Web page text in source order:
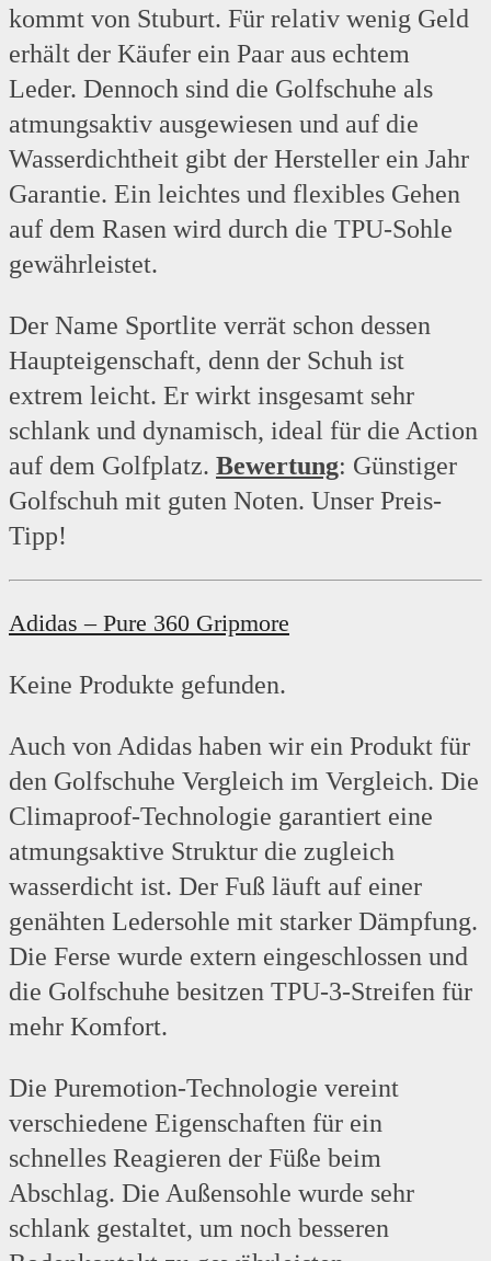
kommt von Stuburt. Für relativ wenig Geld
erhält der Käufer ein Paar aus echtem
Leder. Dennoch sind die Golfschuhe als
atmungsaktiv ausgewiesen und auf die
Wasserdichtheit gibt der Hersteller ein Jahr
Garantie. Ein leichtes und flexibles Gehen
auf dem Rasen wird durch die TPU-Sohle
gewährleistet.
Der Name Sportlite verrät schon dessen
Haupteigenschaft, denn der Schuh ist
extrem leicht. Er wirkt insgesamt sehr
schlank und dynamisch, ideal für die Action
auf dem Golfplatz. Bewertung: Günstiger
Golfschuh mit guten Noten. Unser Preis-
Tipp!
Adidas – Pure 360 Gripmore
Keine Produkte gefunden.
Auch von Adidas haben wir ein Produkt für
den Golfschuhe Vergleich im Vergleich. Die
Climaproof-Technologie garantiert eine
atmungsaktive Struktur die zugleich
wasserdicht ist. Der Fuß läuft auf einer
genähten Ledersohle mit starker Dämpfung.
Die Ferse wurde extern eingeschlossen und
die Golfschuhe besitzen TPU-3-Streifen für
mehr Komfort.
Die Puremotion-Technologie vereint
verschiedene Eigenschaften für ein
schnelles Reagieren der Füße beim
Abschlag. Die Außensohle wurde sehr
schlank gestaltet, um noch besseren